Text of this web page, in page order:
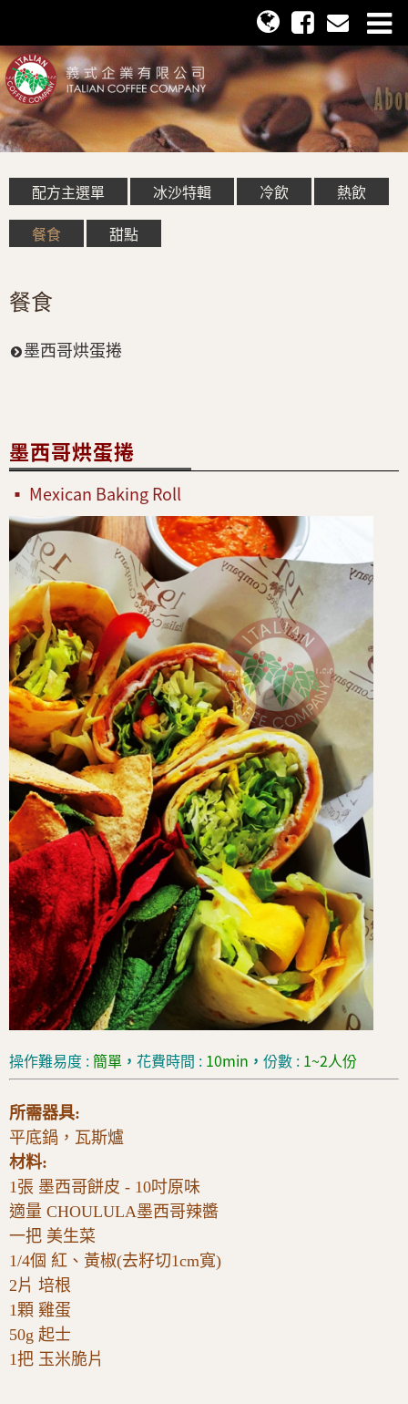
配方主選單 冰沙特輯 冷飲
熱飲
餐食
甜點
餐食
墨西哥烘蛋捲
墨西哥烘蛋捲
Mexican Baking Roll
操作難易度 :簡單 ， 花費時間 : 10min ， 份數 : 1~2人份
所需器具:
平底鍋，瓦斯爐
材料:
1張 墨西哥餅皮 - 10吋原味
適量 CHOULULA墨西哥辣醬
一把 美生菜
1/4個 紅、黃椒(去籽切1cm寬)
2片 培根
1顆 雞蛋
50g 起士
1把 玉米脆片